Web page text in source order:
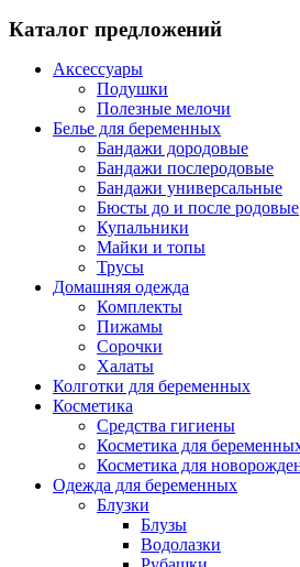
Каталог предложений
Аксессуары
Подушки
Полезные мелочи
Белье для беременных
Бандажи дородовые
Бандажи послеродовые
Бандажи универсальные
Бюсты до и после родовые
Купальники
Майки и топы
Трусы
Домашняя одежда
Комплекты
Пижамы
Сорочки
Халаты
Колготки для беременных
Косметика
Cредства гигиены
Косметика для
Косметика для
Одежда для беременных
Блузки
Блузы
Водолазки